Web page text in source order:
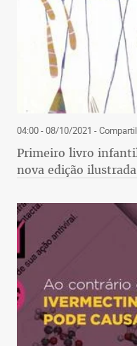
04:00 - 08/10/2021 -
Primeiro livro
nova edição ilustrada